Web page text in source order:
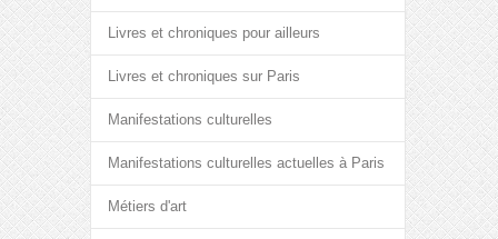
Livres et chroniques pour ailleurs
Livres et chroniques sur Paris
Manifestations culturelles
Manifestations culturelles actuelles à Paris
Métiers d'art